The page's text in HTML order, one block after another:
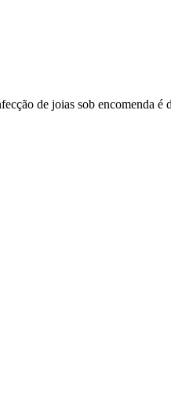
de joias sob encomenda é